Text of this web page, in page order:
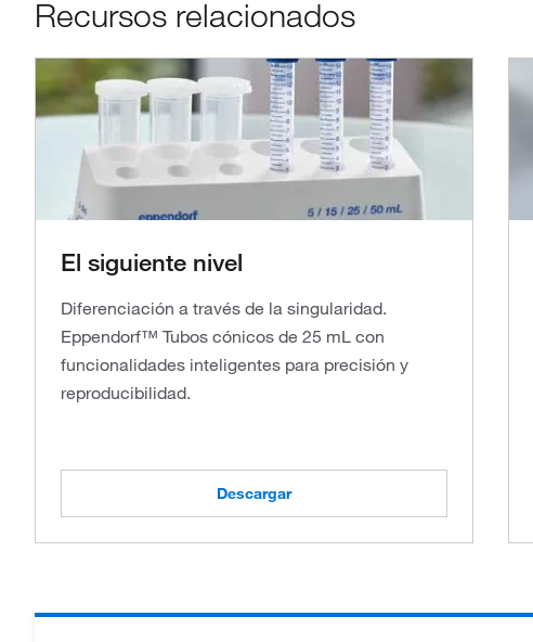
Recursos relacionados
El siguiente nivel
Diferenciación a través de la singularidad.
Eppendorf™ Tubos cónicos de 25 mL con
funcionalidades inteligentes para precisión y
reproducibilidad.
Descargar